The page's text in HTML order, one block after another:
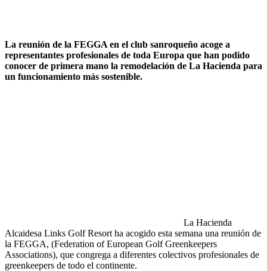
La reunión de la FEGGA en el club sanroqueño acoge a
representantes profesionales de toda Europa que han podido
conocer de primera mano la remodelación de La Hacienda para
un funcionamiento más sostenible.
La Hacienda
Alcaidesa Links Golf Resort ha acogido esta semana una reunión de
la FEGGA, (Federation of European Golf Greenkeepers
Associations), que congrega a diferentes colectivos profesionales de
greenkeepers de todo el continente.